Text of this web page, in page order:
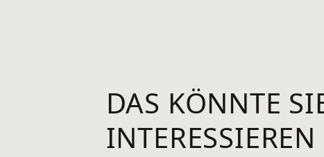
DAS KÖNNTE
INTERESSIEREN